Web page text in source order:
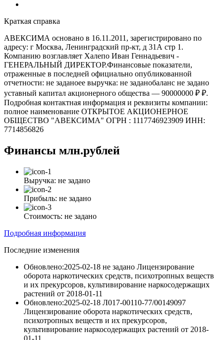
Краткая справка
АВЕКСИМА основано в 16.11.2011, зарегистрировано по
адресу: г Москва, Ленинградский пр-кт, д 31А стр 1.
Компанию возглавляет Халепо Иван Геннадьевич -
ГЕНЕРАЛЬНЫЙ ДИРЕКТОР.Финансовые показатели,
отраженные в последней официально опубликованной
отчетности: не заданоее выручка: не заданобаланс не задано
уставный капитал акционерного общества — 90000000 ₽ ₽.
Подробная контактная информация и реквизиты компании:
полное наименование ОТКРЫТОЕ АКЦИОНЕРНОЕ
ОБЩЕСТВО "АВЕКСИМА" ОГРН : 1117746923909 ИНН:
7714856826
Финансы млн.рублей
Выручка: не задано
Прибыль: не задано
Стоимость: не задано
Подробная информация
Последние изменения
Обновлено:2025-02-18 не задано Лицензирование
оборота наркотических средств, психотропных веществ
и их прекурсоров, культивирование наркосодержащих
растений от 2018-01-11
Обновлено:2025-02-18 Л017-00110-77/00149097
Лицензирование оборота наркотических средств,
психотропных веществ и их прекурсоров,
культивирование наркосодержащих растений от 2018-
01-11